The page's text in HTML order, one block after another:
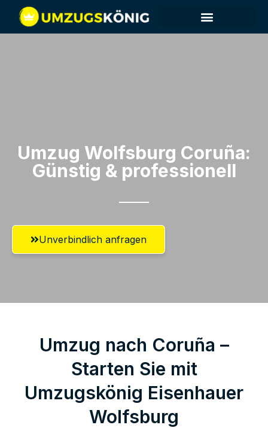
Umzug Wolfsburg​ Coruña:
Günstig & professionell​
Unverbindlich anfragen
Umzug nach Coruña –
Starten Sie mit
Umzugskönig Eisenhauer
Wolfsburg